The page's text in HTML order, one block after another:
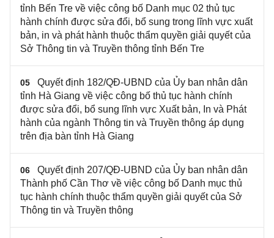
tỉnh Bến Tre về việc công bố Danh mục 02 thủ tục
hành chính được sửa đổi, bổ sung trong lĩnh vực xuất
bản, in và phát hành thuộc thẩm quyền giải quyết của
Sở Thông tin và Truyền thông tỉnh Bến Tre
05
Quyết định 182/QĐ-UBND của Ủy ban nhân dân
tỉnh Hà Giang về việc công bố thủ tục hành chính
được sửa đổi, bổ sung lĩnh vực Xuất bản, In và Phát
hành của ngành Thông tin và Truyền thông áp dụng
trên địa bàn tỉnh Hà Giang
06
Quyết định 207/QĐ-UBND của Ủy ban nhân dân
Thành phố Cần Thơ về việc công bố Danh mục thủ
tục hành chính thuộc thẩm quyền giải quyết của Sở
Thông tin và Truyền thông